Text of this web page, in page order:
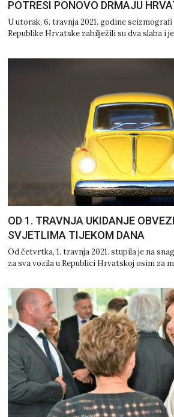
POTRESI PONOVO DRMAJU
U utorak, 6. travnja 2021. godine
Republike Hrvatske zabilježili su dva slaba i
OD 1. TRAVNJA UKIDANJE
SVJETLIMA TIJEKOM DANA
Od četvrtka, 1. travnja 2021. stupila je na
za sva vozila u Republici Hrvatskoj osim za